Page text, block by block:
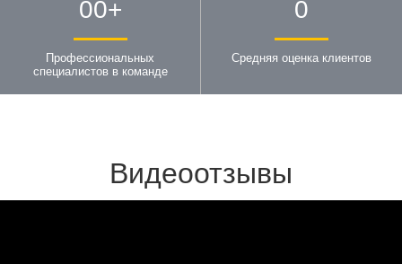
00+
Профессиональных
специалистов в команде
0
Средняя оценка клиентов
Видеоотзывы